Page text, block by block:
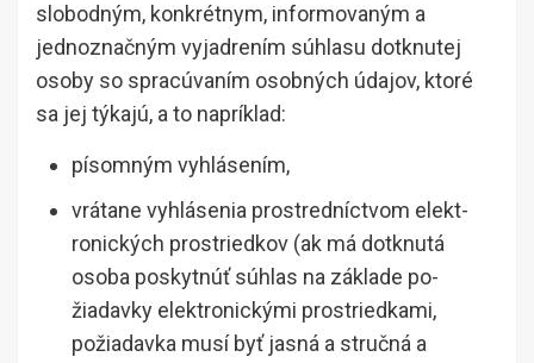
slobodným, konkrétnym, informovaným a
jednoznačným vyjadrením súhlasu dotknutej
osoby so spracúvaním osobných údajov, ktoré
sa jej týkajú, a to nap­rí­klad:
písomným vyhlásením,
vrátane vyhlásenia prostredníctvom elek­t­
ronických prostriedkov (ak má dotknutá
osoba poskytnúť súhlas na základe po­
žiadavky elektronickými prostriedkami,
požiadavka musí byť jasná a stručná a